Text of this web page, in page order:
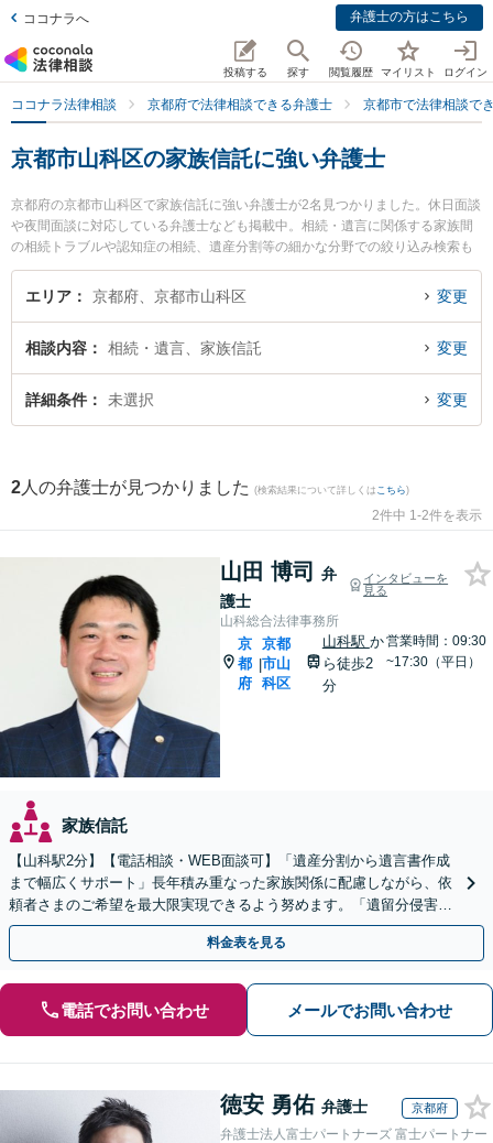
ココナラへ 弁護士の方はこちら
投稿する 探す 閲覧履歴 マイリスト ログイン
ココナラ法律相談 京都府で法律相談できる弁護士 京都市で法律相談で
京都市山科区の家族信託に強い弁護士
京都府の京都市山科区で家族信託に強い弁護士が2名見つかりました。休日面談
や夜間面談に対応している弁護士なども掲載中。相続・遺言に関係する家族間
の相続トラブルや認知症の相続、遺産分割等の細かな分野での絞り込み検索も
でき便利です。特に山科総合法律事務所の山田 博司弁護士や山科総合法律事務
所の樋口 俊介弁護士のプロフィール情報や弁護士費用、強みなどが注目されて
を検索したい』『初回相談無料で家族信託を法律相談できる京都市山科区内の
弁護士に相談予約したい』などでお困りの相談者さんにおすすめです。
エリア 京都府、京都市山科区 変更
相談内容 相続・遺言、家族信託 変更
詳細条件 未選択 変更
2 人の弁護士が見つかりました (検索結果について詳しくは こちら)
2件中 1-2件を表示
山田 博司
弁
護士
インタビューを
見る
山科総合法律事務所
京
都
府
|
京都
市山
科区
山科駅 か
ら徒歩2
分
営業時間：09:30
~17:30（平日）
家族信託
【山科駅2分】【電話相談・WEB面談可】「遺産分割から遺言書作成
まで幅広くサポート」長年積み重なった家族関係に配慮しながら、依
頼者さまのご希望を最大限実現できるよう努めます。「遺留分侵害額
請求／相続放棄／不動産・株式の相続／年金分割ほか」
料金表を見る
電話でお問い合わせ メールでお問い合わせ
徳安 勇佑 弁護士 京都府
弁護士法人富士パートナーズ 富士パートナー